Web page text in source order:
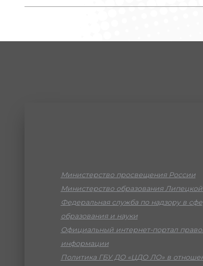
Министерство просвещения России
Министерство образования
Федеральная служба по надзору в
образования и науки
Официальный интернет-портал
информации
Политика ГБУ ДО «ЦДО ЛО» в